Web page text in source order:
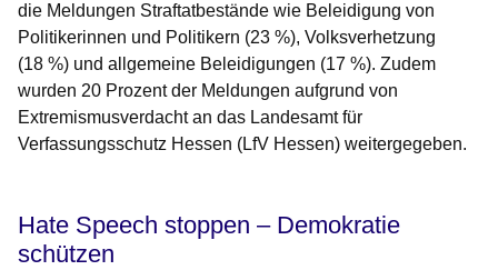
die Meldungen Straftatbestände wie Beleidigung von
Politikerinnen und Politikern (23 %), Volksverhetzung
(18 %) und allgemeine Beleidigungen (17 %). Zudem
wurden 20 Prozent der Meldungen aufgrund von
Extremismusverdacht an das Landesamt für
Verfassungsschutz Hessen (LfV Hessen) weitergegeben.
Hate Speech stoppen – Demokratie
schützen